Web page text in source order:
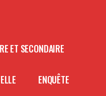
ET SECONDAIRE
ENQUÊTE